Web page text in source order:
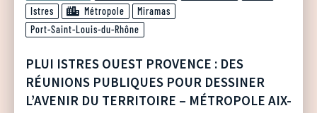
Istres
Métropole
Miramas
Port-Saint-Louis-du-Rhône
PLUI ISTRES OUEST PROVENCE : DES
RÉUNIONS PUBLIQUES POUR DESSINER
L’AVENIR DU TERRITOIRE – MÉTROPOLE AIX-